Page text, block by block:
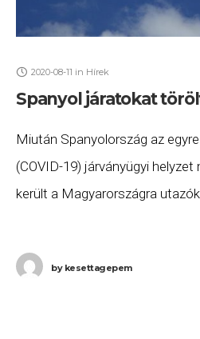
2020-08-11 in Hírek
Spanyol járatokat
Miután Spanyolország az
(COVID-19) járványügyi
került a Magyarországra
bykesettagepem